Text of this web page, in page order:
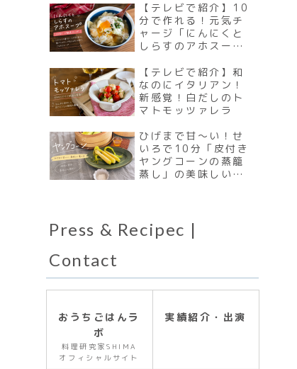
【テレビで紹介】10
分で作れる！元気チ
ャージ「にんにくと
しらすのアホスープ
ホ）」
【テレビで紹介】和
なのにイタリアン！
新感覚！白だしのト
マトモッツァレラ
ひげまで甘〜い！せ
いろで10分「皮付き
ヤングコーンの蒸籠
蒸し」の美味しい食
Press & Recipec |
Contact
おうちごはんラ
ボ
料理研究家SHIMA
オフィシャルサイト
実績紹介・出演